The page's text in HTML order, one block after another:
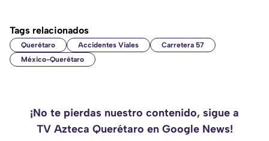
Tags relacionados
Querétaro Accidentes Viales
Carretera 57
México-Querétaro
¡No te pierdas nuestro contenido, sigue a
TV Azteca Querétaro en Google News!